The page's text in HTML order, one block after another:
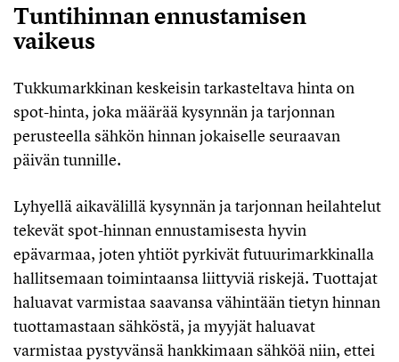
Tuntihinnan ennustamisen
vaikeus
Tukkumarkkinan keskeisin tarkasteltava hinta on
spot-hinta, joka määrää kysynnän ja tarjonnan
perusteella sähkön hinnan jokaiselle seuraavan
päivän tunnille.
Lyhyellä aikavälillä kysynnän ja tarjonnan heilahtelut
tekevät spot-hinnan ennustamisesta hyvin
epävarmaa, joten yhtiöt pyrkivät futuurimarkkinalla
hallitsemaan toimintaansa liittyviä riskejä. Tuottajat
haluavat varmistaa saavansa vähintään tietyn hinnan
tuottamastaan sähköstä, ja myyjät haluavat
varmistaa pystyvänsä hankkimaan sähköä niin, ettei